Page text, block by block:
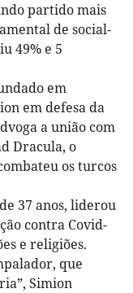
partido mais
de social-
49% e 5
em
em defesa da
a união com
Dracula, o
os turcos
37 anos, liderou
contra Covid-
e religiões.
que
Simion